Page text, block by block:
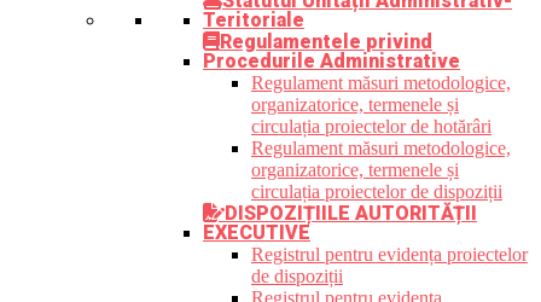
Teritoriale
Regulamentele privind
Procedurile Administrative
Regulament măsuri metodologice,
organizatorice, termenele și
circulația proiectelor de hotărâri
Regulament măsuri metodologice,
organizatorice, termenele și
circulația proiectelor de dispoziții
DISPOZIȚIILE AUTORITĂȚII
EXECUTIVE
Registrul pentru evidența proiectelor
de dispoziții
Registrul pentru evidența